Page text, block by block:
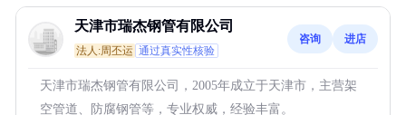
天津市瑞杰钢管有限公司
法人:周丕运 通过真实性核验
咨询 进店
天津市瑞杰钢管有限公司，2005年成立于天津市，主营架
空管道、防腐钢管等，专业权威，经验丰富。